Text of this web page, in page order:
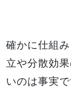
確かに仕組
立や分散効
いのは事実で